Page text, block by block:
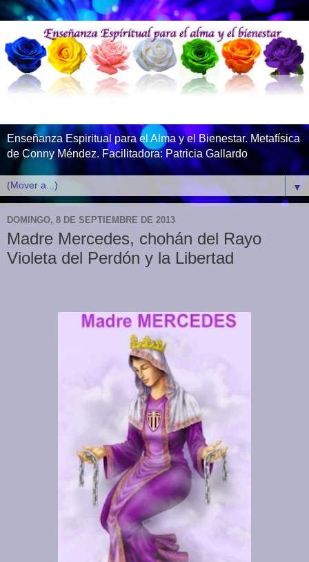
Enseñanza Espiritual para el Alma y el Bienestar. Metafísica
de Conny Méndez. Facilitadora: Patricia Gallardo
▼
DOMINGO, 8 DE SEPTIEMBRE DE 2013
Madre Mercedes, chohán del Rayo
Violeta del Perdón y la Libertad